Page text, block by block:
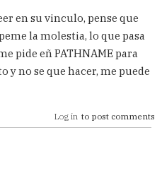
en su vinculo, pense que
la molestia, lo que pasa
pide eñ PATHNAME para
y no se que hacer, me puede
Log in to post comments